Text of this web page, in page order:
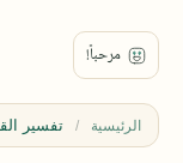
الرئيسية تفسير